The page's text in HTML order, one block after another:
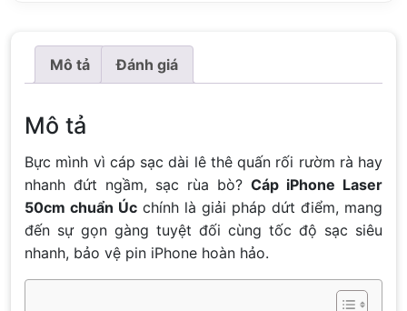
Mô tả Đánh giá
Mô tả
Bực mình vì cáp sạc dài lê thê quấn rối rườm rà hay
nhanh đứt ngầm, sạc rùa bò? Cáp iPhone Laser
50cm chuẩn Úc chính là giải pháp dứt điểm, mang
đến sự gọn gàng tuyệt đối cùng tốc độ sạc siêu
nhanh, bảo vệ pin iPhone hoàn hảo.